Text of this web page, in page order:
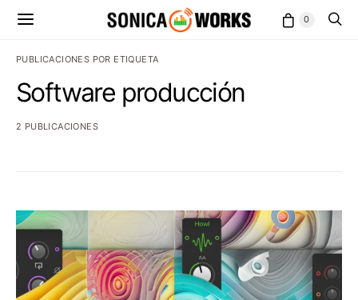
0
PUBLICACIONES POR ETIQUETA
Software producción
2 PUBLICACIONES